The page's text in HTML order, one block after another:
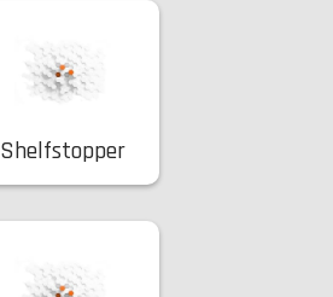
Shelfstopper